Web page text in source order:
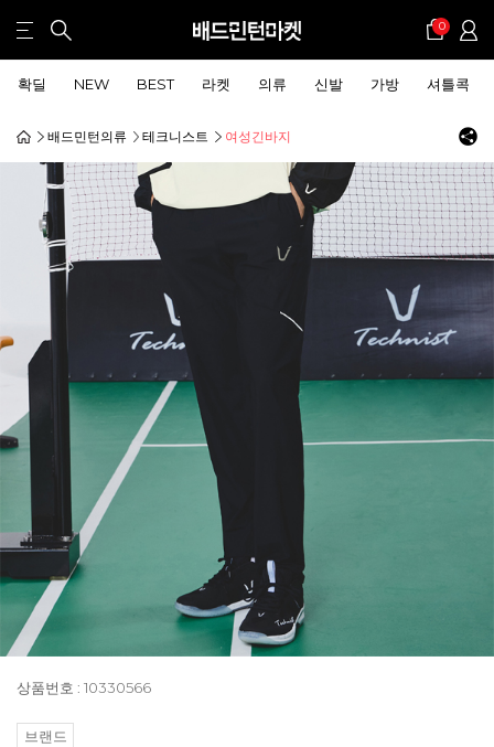
0
확딜 NEW BEST 라켓 의류 신발 가방 셔틀콕
배드민턴의류 테크니스트 여성긴바지
상품번호 : 10330566
브랜드